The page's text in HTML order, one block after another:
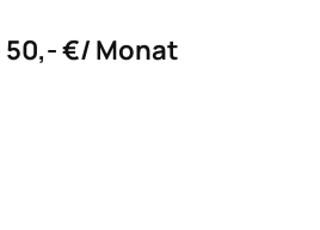
50,- €/ Monat